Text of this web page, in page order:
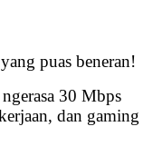
puas beneran!
30 Mbps
dan gaming